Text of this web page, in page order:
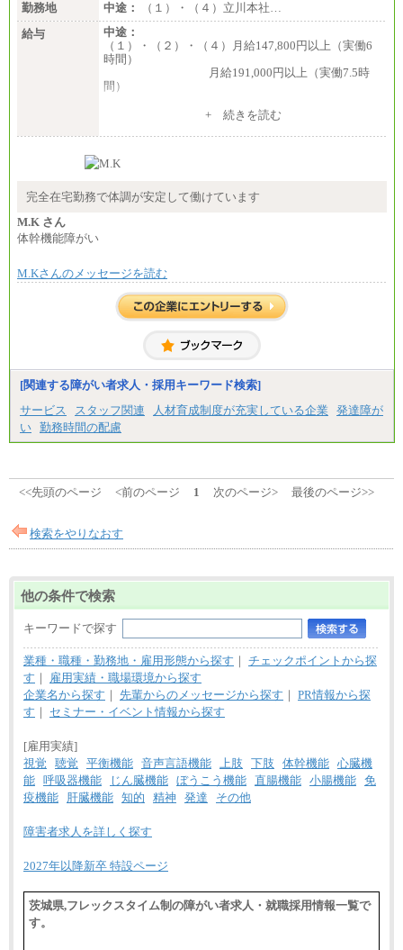
勤務地
中途：
（１）・（４）立川本社…
給与
中途：
（１）・（２）・（４）月給147,800円以上（実働6
時間）
月給191,000円以上（実働7.5時
間）
（３）月給191,000円以上（実働7.5時間）
（５）月給147,800円以上（実働6時間）
時給 1,226円（実働4.5時間）
間額換算額）
・退職金相当手当 37円
ざいません。
+ 続きを読む
完全在宅勤務で体調が安定して働けています
M.K さん
体幹機能障がい
M.Kさんのメッセージを読む
[関連する障がい者求人・採用キーワード検索]
サービス
スタッフ関連 人材育成制度が充実している企業
発達障が
い 勤務時間の配慮
<<先頭のページ <前のページ 1 次のページ> 最後のページ>>
検索をやりなおす
他の条件で検索
キーワードで探す
業種・職種・勤務地・雇用形態から探す ｜ チェックポイントから探
す ｜
雇用実績・職場環境から探す
企業名から探す ｜ 先輩からのメッセージから探す ｜ PR情報から探
す ｜ セミナー・イベント情報から探す
[雇用実績]
視覚
聴覚 平衡機能 音声言語機能 上肢 下肢 体幹機能 心臓機
能 呼吸器機能 じん臓機能 ぼうこう機能 直腸機能 小腸機能 免
疫機能
肝臓機能 知的 精神 発達 その他
障害者求人を詳しく探す
2027年以降新卒 特設ページ
茨城県,フレックスタイム制の障がい者求人・就職採用情報一覧で
す。